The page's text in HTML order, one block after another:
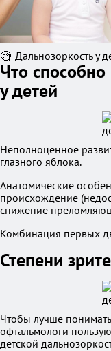
🧐 Дальнозоркость у
Что способно
у детей
Неполноценное
глазного яблока.
Анатомические
происхождение
снижение
Комбинация первых
Степени
Чтобы лучше
офтальмологи
детской